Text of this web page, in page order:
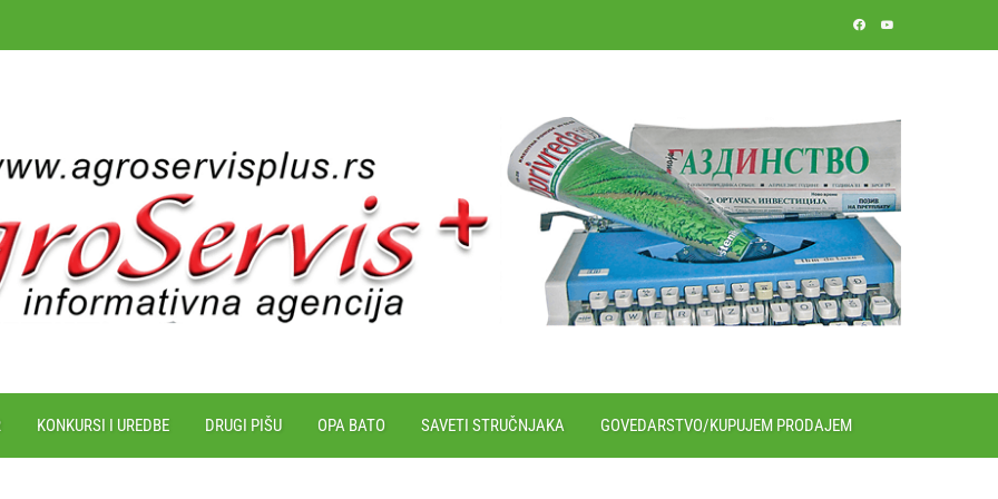
KONKURSI I UREDBE DRUGI PIŠU OPA BATO SAVETI STRUČNJAKA GOVEDARSTVO/KUPUJEM PRODAJEM